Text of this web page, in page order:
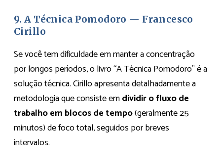
9. A Técnica Pomodoro — Francesco
Cirillo
Se você tem dificuldade em manter a concentração
por longos períodos, o livro “A Técnica Pomodoro” é a
solução técnica. Cirillo apresenta detalhadamente a
metodologia que consiste emdividir o fluxo de
trabalho em blocos de tempo(geralmente 25
minutos) de foco total, seguidos por breves
intervalos.